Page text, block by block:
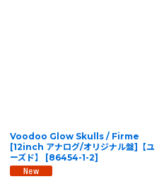
Voodoo Glow Skulls / Firme
[12inch アナログ/オリジナル盤]【ユ
ーズド】
[86454-1-2]